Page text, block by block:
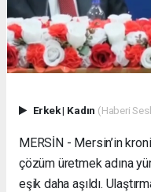
Erkek| Kadın (Haberi
MERSİN - Mersin’in
çözüm üretmek adına
eşik daha aşıldı.